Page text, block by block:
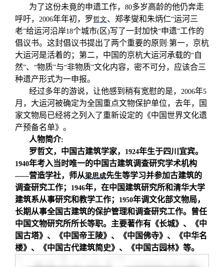
为了这份未竟的申遗工作， 80多岁高龄的他仍奔走
呼吁， 2006年年初，罗哲文、郑孝燮和朱炳仁“运河三
老”给运河沿岸18个城市( 区)写了一封加快“申遗”工作的
倡议书。这封倡议书提出了两个重要的原则 :第一，京杭
大运河是活着的；第二，中国的京杭大运河承载的“自
然”、 “物质”与“非物质”文化内容，密不可分，应该合三
种遗产形式为一申报。
经过多年的游说，让他感到稍有宽慰的是， 2006年5
月，大运河被确定为全国重点文物保护单位，去年，国
家文物局已经将之列入了重新设定的《中国世界文化遗
产预备名单》。
人物简介:
罗哲文，中国古建筑学家， 1924年生于四川宜宾。
1940年考入当时唯一的中国古建筑调查研究学术机构
——营造学社，师从梁思成先生等学习并参加古建筑的
调查研究工作；
1946年，在中国建筑研究所和清华大学
建筑系从事研究和教学工作；
1950年调文化部文物局，
长期从事全国古建筑的保护管理和调查研究工作。曾任
中国文物研究所所长等职。主要著作有《长城》、《中
国古塔》、《中国帝王陵》、《中国佛寺》、《中华名
楼》、《中国古代建筑简史》、《中国古园林》等。